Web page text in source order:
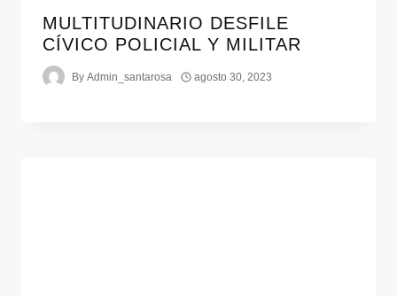
MULTITUDINARIO DESFILE
CÍVICO POLICIAL Y MILITAR
By Admin_santarosa agosto 30, 2023